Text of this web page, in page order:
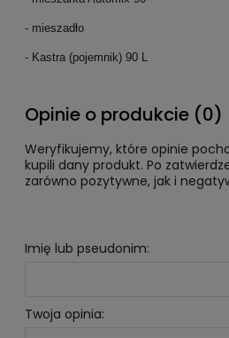
- mieszadło
- Kastra (pojemnik) 90 L
Opinie o produkcie (0)
Weryfikujemy, które opinie
kupili dany produkt. Po
zarówno pozytywne, jak i
Imię lub pseudonim:
Twoja opinia: